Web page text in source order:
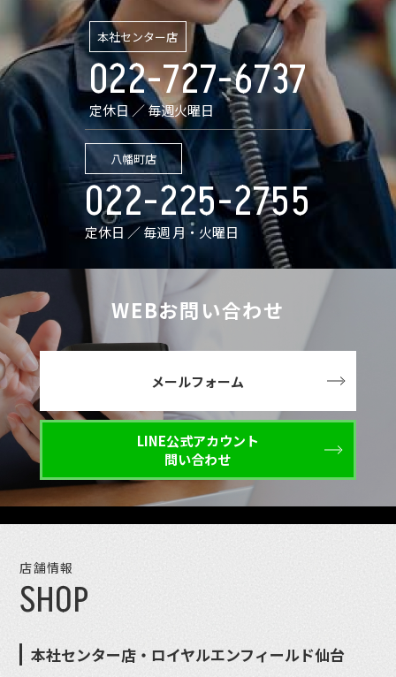
本社センター店
022-727-6737
定休日 ／ 毎週火曜日
八幡町店
022-225-2755
定休日 ／ 毎週 月・火曜日
WEBお問い合わせ
メールフォーム
LINE公式アカウント
問い合わせ
店舗情報
SHOP
本社センター店・ロイヤルエンフィールド仙台